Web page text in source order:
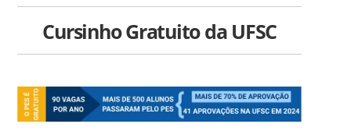
Cursinho Gratuito da UFSC